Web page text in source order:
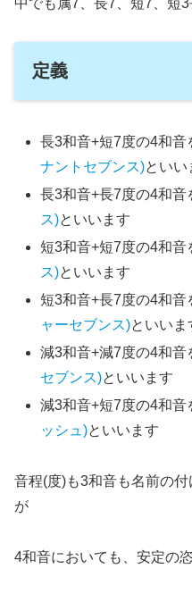
中でも属7、長7、短7、短3
定義
長3和音+短7度の4和音
ナントセブンス)といい
長3和音+長7度の4和音
ス)といいます
短3和音+短7度の4和音
ス)といいます
短3和音+長7度の4和音
ャーセブンス)といいま
減3和音+減7度の4和音
セブンス)といいます
減3和音+短7度の4和音
ッシュ)といいます
音程(度)も3和音も名前の
が
4和音においても、安定の